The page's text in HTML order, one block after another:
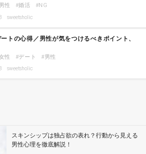
男性 婚活 NG
sweetsholic
トの心得／男性が気をつけるべきポイント、
性 デート 男性
sweetsholic
スキンシップは独占欲の表れ？行動から見える
男性心理を徹底解説！